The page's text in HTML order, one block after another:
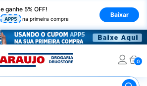
ganhe 5% OFF!
APP5 na primeira compra
Baixar
0